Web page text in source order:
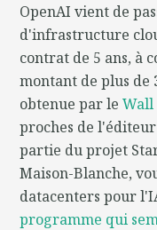
OpenAI vient de
d'infrastructure
contrat de 5 ans, à
montant de plus de
obtenue par leWall
proches de
partie du projet
Maison-Blanche,
datacenters pour
programme qui